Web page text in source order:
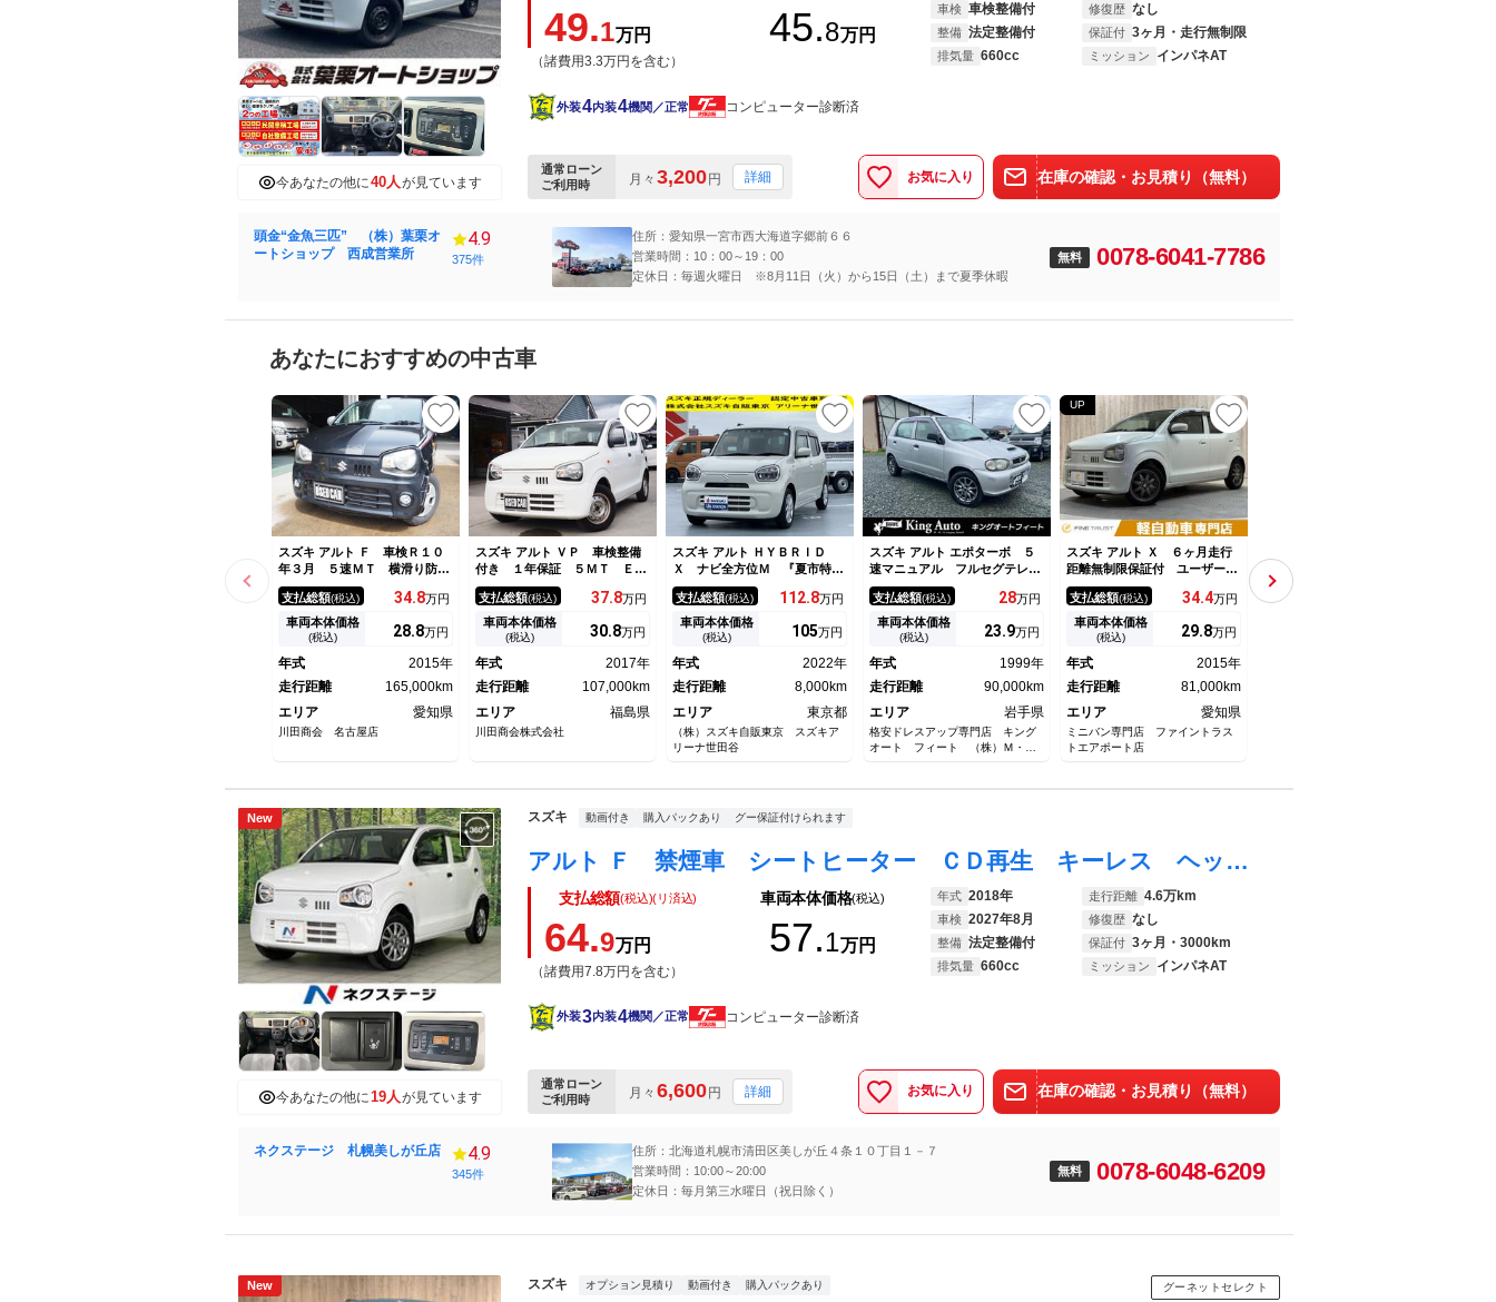
今あなたの他に40人が見ています
49.1万円
（諸費用3.3万円を含む）
45.8万円
車検 車検整備付 修復歴 なし
整備 法定整備付 保証付 3ヶ月・走行無制限
排気量 660cc ミッション インパネAT
外装4内装4機関／正常 コンピューター診断済
通常ローン
ご利用時
月々 3,200円 詳細 お気に入り 在庫の確認・お見積り（無料）
頭金“金魚三匹” （株）葉栗オ
ートショップ 西成営業所
4.9
375件
住所：愛知県一宮市西大海道字郷前６６
営業時間：10：00～19：00
定休日：毎週火曜日 ※8月11日（火）から15日（土）まで夏季休暇
無料 0078-6041-7786
あなたにおすすめの中古車
スズキ アルト Ｆ 車検Ｒ１０
年３月 ５速ＭＴ 横滑り防
止 運転席シートヒーター ワ
ンオーナー パワーステアリン
グ パワーウィンドウ
支払総額(税込) 34.8万円
車両本体価格
(税込) 28.8万円
年式
2015年
走行距離
165,000km
エリア
愛知県
川田商会 名古屋店
スズキ アルト ＶＰ 車検整備
付き １年保証 ５ＭＴ ＥＴ
Ｃ キーレス エアコン
支払総額(税込) 37.8万円
車両本体価格
(税込) 30.8万円
年式
2017年
走行距離
107,000km
エリア
福島県
川田商会株式会社
スズキ アルト ＨＹＢＲＩＤ
Ｘ ナビ全方位Ｍ 『夏市特選
車８／１０迄』 バックカメ
ラ オートライト プッシュス
タート オートエアコン スズ
キセーフティーサポート 衝突
グストップ 衝突安全ボディ
支払総額(税込) 112.8万円
車両本体価格
(税込) 105万円
年式
2022年
走行距離
8,000km
エリア
東京都
（株）スズキ自販東京 スズキア
リーナ世田谷
スズキ アルト エポターボ ５
速マニュアル フルセグテレビ
ナビ Ｂｌｕｅｔｏｏｔｈオー
ディオ
支払総額(税込) 28万円
車両本体価格
(税込) 23.9万円
年式
1999年
走行距離
90,000km
エリア
岩手県
格安ドレスアップ専門店 キング
オート フィート （株）Ｍ・
UP
スズキ アルト Ｘ ６ヶ月走行
距離無制限保証付 ユーザー買
取車 衝突軽減ブレーキ メモ
リーナビ Ｂｌｕｅｔｏｏｔ
ｈ キーレス 禁煙車 ＥＴ
Ｃ 地デジＴＶ ＣＤ・ＤＶＤ
ルミ スマートキー
支払総額(税込) 34.4万円
車両本体価格
(税込) 29.8万円
年式
2015年
走行距離
81,000km
エリア
愛知県
ミニバン専門店 ファイントラス
トエアポート店
エントリー ＡＴ ＡＢＳ Ｅ
ＳＣ 衝突安全ボディ エアコ
ン パワーステアリング
支払総額
New
今あなたの他に 19人 が見ています
スズキ 動画付き 購入パックあり グー保証付けられます
アルト Ｆ 禁煙車 シートヒーター ＣＤ再生 キーレス ヘッドライトレベライザー トラクションコントロール
支払総額(税込)(リ済込)
64.9万円
（諸費用7.8万円を含む）
車両本体価格(税込)
57.1万円
年式 2018年 走行距離 4.6万km
車検 2027年8月 修復歴 なし
整備 法定整備付 保証付 3ヶ月・3000km
排気量 660cc ミッション インパネAT
外装3内装4機関／正常 コンピューター診断済
通常ローン
ご利用時
月々 6,600 円 詳細 お気に入り 在庫の確認・お見積り（無料）
ネクステージ 札幌美しが丘店 4.9
345件
住所：北海道札幌市清田区美しが丘４条１０丁目１－７
営業時間：10:00～20:00
定休日：毎月第三水曜日（祝日除く）
無料 0078-6048-6209
New スズキ オプション見積り 動画付き 購入パックあり グーネットセレクト